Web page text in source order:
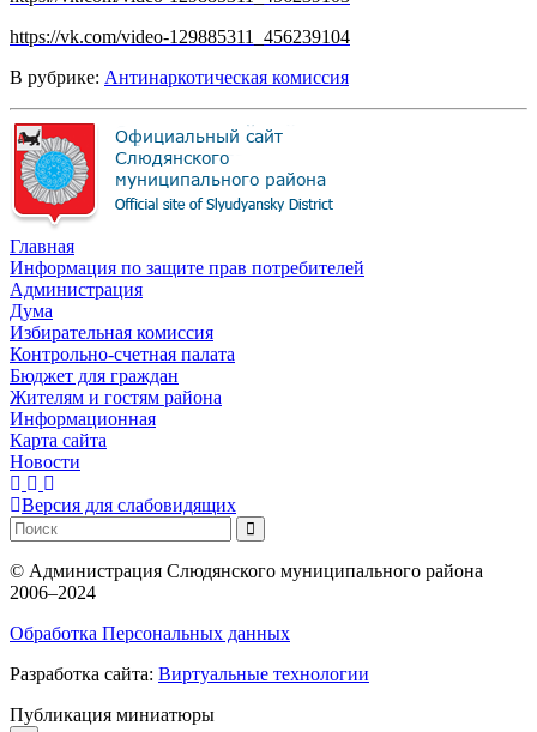
https://vk.com/video-129885311_456239104
В рубрике: Антинаркотическая комиссия
Главная
Информация по защите прав потребителей
Администрация
Дума
Избирательная комиссия
Контрольно-счетная палата
Бюджет для граждан
Жителям и гостям района
Информационная
Карта сайта
Новости
Версия для слабовидящих
© Администрация Слюдянского муниципального района
2006–2024
Обработка Персональных данных
Разработка сайта: Виртуальные технологии
Публикация миниатюры